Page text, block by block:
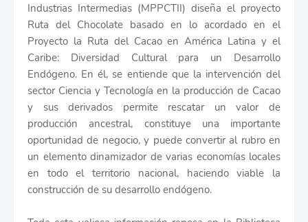
Industrias Intermedias (MPPCTII) diseña el proyecto
Ruta del Chocolate basado en lo acordado en el
Proyecto la Ruta del Cacao en América Latina y el
Caribe: Diversidad Cultural para un Desarrollo
Endógeno. En él, se entiende que la intervención del
sector Ciencia y Tecnología en la producción de Cacao
y sus derivados permite rescatar un valor de
producción ancestral, constituye una importante
oportunidad de negocio, y puede convertir al rubro en
un elemento dinamizador de varias economías locales
en todo el territorio nacional, haciendo viable la
construcción de su desarrollo endógeno.